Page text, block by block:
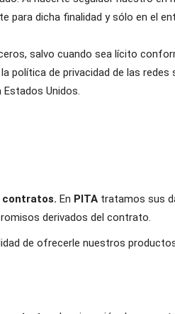
para dicha finalidad y sólo en el
salvo cuando sea lícito
política de privacidad de las
Unidos.
contratos. En PITA tratamos sus
derivados del contrato.
de ofrecerle nuestros